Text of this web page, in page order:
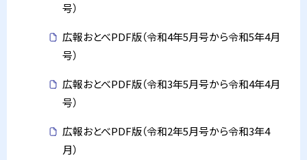
号）
広報おとべPDF版（令和4年5月号から令和5年4月
号）
広報おとべPDF版（令和3年5月号から令和4年4月
号）
広報おとべPDF版（令和2年5月号から令和3年4
月）